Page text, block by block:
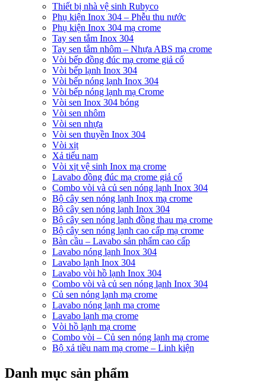
Thiết bị nhà vệ sinh Rubyco
Phụ kiện Inox 304 – Phễu thu nước
Phụ kiện Inox 304 mạ crome
Tay sen tắm Inox 304
Tay sen tắm nhôm – Nhựa ABS mạ crome
Vòi bếp đồng đúc mạ crome giả cổ
Vòi bếp lạnh Inox 304
Vòi bếp nóng lạnh Inox 304
Vòi bếp nóng lạnh mạ Crome
Vòi sen Inox 304 bóng
Vòi sen nhôm
Vòi sen nhựa
Vòi sen thuyền Inox 304
Vòi xịt
Xả tiểu nam
Vòi xịt vệ sinh Inox mạ crome
Lavabo đồng đúc mạ crome giả cổ
Combo vòi và củ sen nóng lạnh Inox 304
Bộ cây sen nóng lạnh Inox mạ crome
Bộ cây sen nóng lạnh Inox 304
Bộ cây sen nóng lạnh đồng thau mạ crome
Bộ cây sen nóng lạnh cao cấp mạ crome
Bàn cầu – Lavabo sản phẩm cao cấp
Lavabo nóng lạnh Inox 304
Lavabo lạnh Inox 304
Lavabo vòi hồ lạnh Inox 304
Combo vòi và củ sen nóng lạnh Inox 304
Củ sen nóng lạnh mạ crome
Lavabo nóng lạnh mạ crome
Lavabo lạnh mạ crome
Vòi hồ lạnh mạ crome
Combo vòi – Củ sen nóng lạnh mạ crome
Bộ xả tiều nam mạ crome – Linh kiện
Danh mục sản phẩm